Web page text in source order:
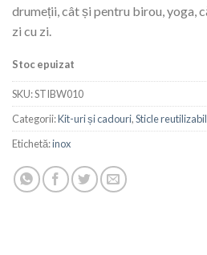
drumeții, cât și pentru birou, yoga,
zi cu zi.
Stoc epuizat
SKU:STIBW010
Categorii:Kit-uri și cadouri,Sticle
Etichetă:inox